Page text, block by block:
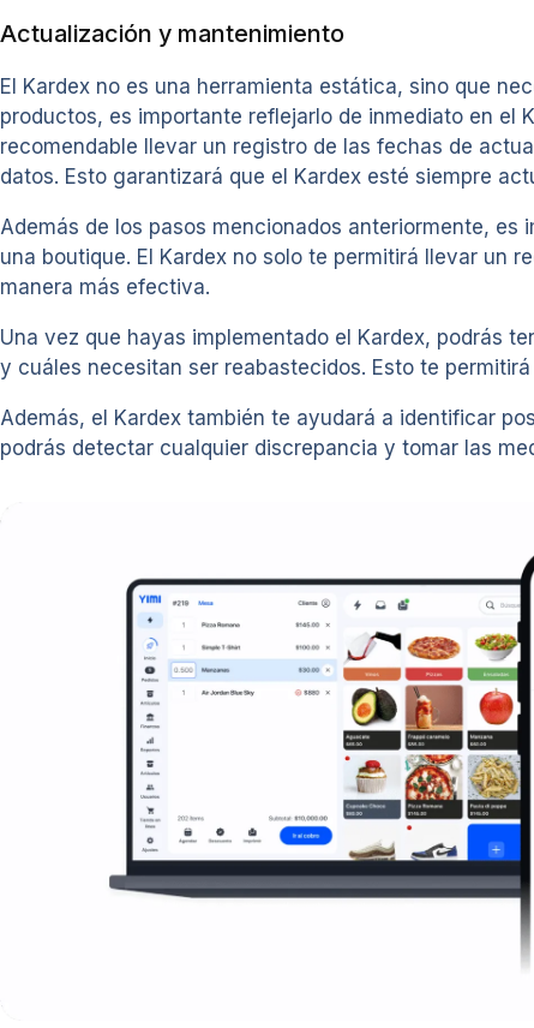
Actualización y mantenimiento
El Kardex no es una herramienta estática, sino que
productos, es importante reflejarlo de inmediato en el
recomendable llevar un registro de las fechas de
datos. Esto garantizará que el Kardex esté siempre
Además de los pasos mencionados anteriormente,
una boutique. El Kardex no solo te permitirá llevar un
manera más efectiva.
Una vez que hayas implementado el Kardex, podrás
y cuáles necesitan ser reabastecidos. Esto te
Además, el Kardex también te ayudará a identificar
podrás detectar cualquier discrepancia y tomar las